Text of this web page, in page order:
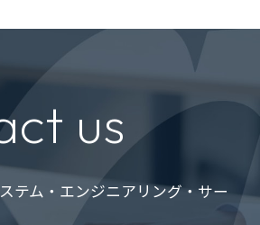
us
テム・エンジニアリング・サー